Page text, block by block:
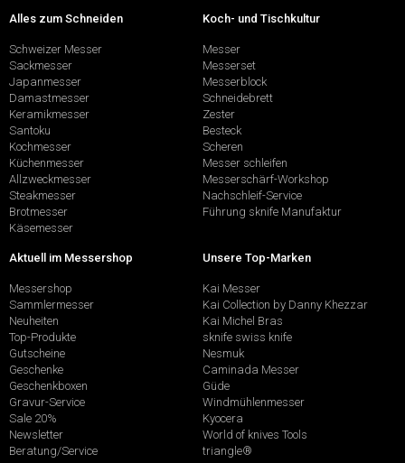
Alles zum Schneiden
Schweizer Messer
Sackmesser
Japanmesser
Damastmesser
Keramikmesser
Santoku
Kochmesser
Küchenmesser
Allzweckmesser
Steakmesser
Brotmesser
Käsemesser
Koch- und Tischkultur
Messer
Messerset
Messerblock
Schneidebrett
Zester
Besteck
Scheren
Messer schleifen
Messerschärf-Workshop
Nachschleif-Service
Führung sknife Manufaktur
Aktuell im Messershop
Messershop
Sammlermesser
Neuheiten
Top-Produkte
Gutscheine
Geschenke
Geschenkboxen
Gravur-Service
Sale 20%
Newsletter
Beratung/Service
Unsere Top-Marken
Kai Messer
Kai Collection by Danny Khezzar
Kai Michel Bras
sknife swiss knife
Nesmuk
Caminada Messer
Güde
Windmühlenmesser
Kyocera
World of knives Tools
triangle®